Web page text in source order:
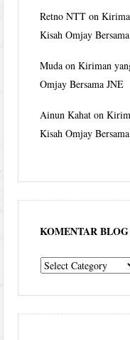
Retno NTT on
Kisah Omjay
Muda onKiriman
Omjay Bersama JNE
Ainun Kahat on
Kisah Omjay
KOMENTAR BLOG
komentar